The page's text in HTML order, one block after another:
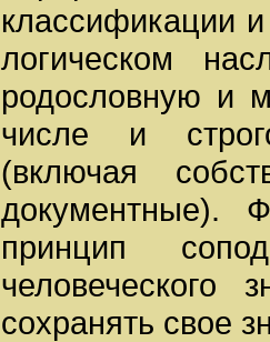
классификации
логическом
родословную и
числе и
(включая
документные).
принцип
человеческого
сохранять свое